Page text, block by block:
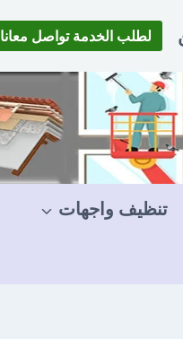
لطلب الخدمة تواصل معانا
تنظيف واجهات